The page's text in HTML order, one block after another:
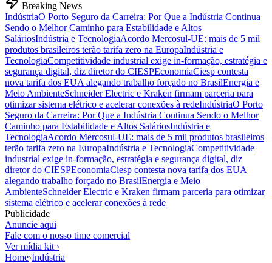
Breaking News
IndústriaO Porto Seguro da Carreira: Por Que a Indústria Continua
Sendo o Melhor Caminho para Estabilidade e Altos
SaláriosIndústria e TecnologiaAcordo Mercosul-UE: mais de 5 mil
produtos brasileiros terão tarifa zero na EuropaIndústria e
TecnologiaCompetitividade industrial exige in-formação, estratégia e
segurança digital, diz diretor do CIESPEconomiaCiesp contesta
nova tarifa dos EUA alegando trabalho forçado no BrasilEnergia e
Meio AmbienteSchneider Electric e Kraken firmam parceria para
otimizar sistema elétrico e acelerar conexões à redeIndústriaO Porto
Seguro da Carreira: Por Que a Indústria Continua Sendo o Melhor
Caminho para Estabilidade e Altos SaláriosIndústria e
TecnologiaAcordo Mercosul-UE: mais de 5 mil produtos brasileiros
terão tarifa zero na EuropaIndústria e TecnologiaCompetitividade
industrial exige in-formação, estratégia e segurança digital, diz
diretor do CIESPEconomiaCiesp contesta nova tarifa dos EUA
alegando trabalho forçado no BrasilEnergia e Meio
AmbienteSchneider Electric e Kraken firmam parceria para otimizar
sistema elétrico e acelerar conexões à rede
Publicidade
Anuncie aqui
Fale com o nosso time comercial
Ver mídia kit ›
Home›Indústria